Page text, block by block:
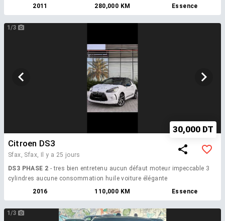
2011
280,000 KM Essence
1/3
30,000 DT
Citroen DS3
Sfax, Sfax,
Il y a 25 jours
DS3 PHASE 2 - tres bien entretenu aucun défaut moteur impeccable 3
cylindres aucune consommation huile voiture élégante
2016
110,000 KM Essence
1/3